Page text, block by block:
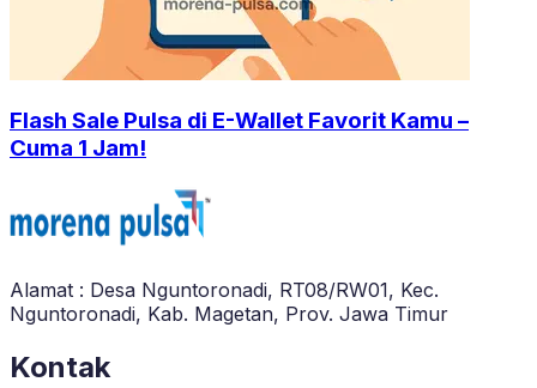
Flash Sale Pulsa di E-Wallet Favorit Kamu –
Cuma 1 Jam!
Alamat : Desa Nguntoronadi, RT08/RW01, Kec.
Nguntoronadi, Kab. Magetan, Prov. Jawa Timur
Kontak